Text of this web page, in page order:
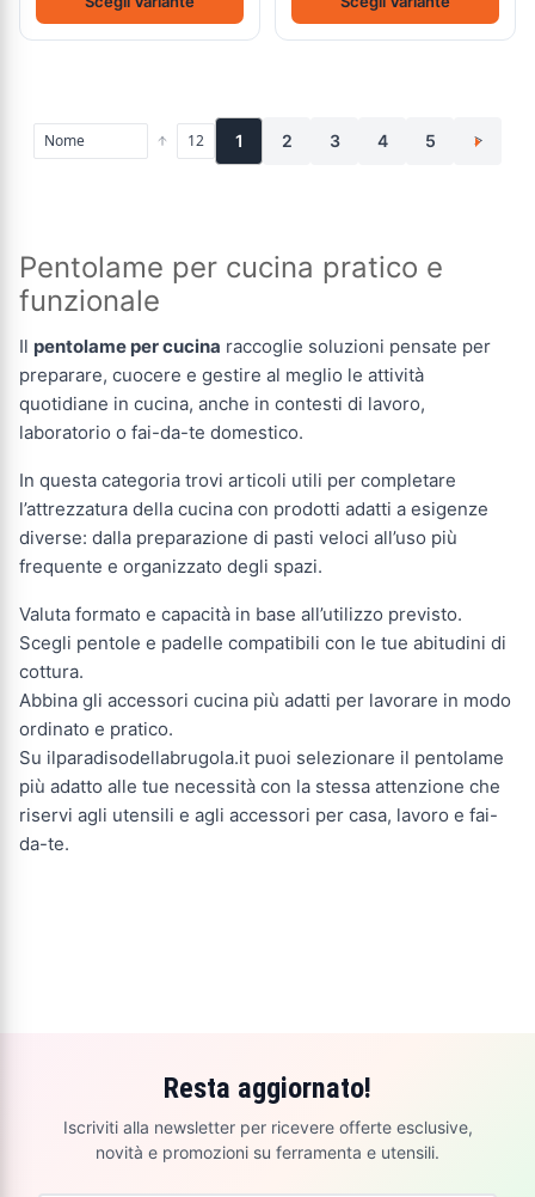
1 2 3 4 5 >
Pentolame per cucina pratico e
funzionale
Il pentolame per cucina raccoglie soluzioni pensate per
preparare, cuocere e gestire al meglio le attività
quotidiane in cucina, anche in contesti di lavoro,
laboratorio o fai-da-te domestico.
In questa categoria trovi articoli utili per completare
l’attrezzatura della cucina con prodotti adatti a esigenze
diverse: dalla preparazione di pasti veloci all’uso più
frequente e organizzato degli spazi.
Valuta formato e capacità in base all’utilizzo previsto.
Scegli pentole e padelle compatibili con le tue abitudini di
cottura.
Abbina gli accessori cucina più adatti per lavorare in modo
ordinato e pratico.
Su ilparadisodellabrugola.it puoi selezionare il pentolame
più adatto alle tue necessità con la stessa attenzione che
riservi agli utensili e agli accessori per casa, lavoro e fai-
da-te.
Resta aggiornato!
Iscriviti alla newsletter per ricevere offerte esclusive,
novità e promozioni su ferramenta e utensili.